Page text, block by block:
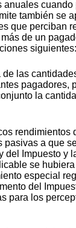
anuales
también se
que perciban
de un
siguientes:
de las
pagadores,
la
rendimientos
pasivas a que
del Impuesto y
se
especial
del
para los